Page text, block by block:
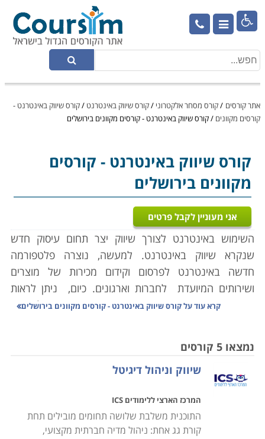

אתר קורסים /קורס מסחר אלקטרוני /קורס שיווק באינטרנט /קורס שיווק באינטרנט -
קורסים מקוונים /קורס שיווק באינטרנט - קורסים מקוונים בירושלים
קורס שיווק באינטרנט - קורסים
מקוונים בירושלים
אני מעוניין לקבל פרטים
השימוש באינטרנט לצורך שיווק יצר תחום עיסוק חדש
שנקרא שיווק באינטרנט. למעשה, נוצרה פלטפורמה
חדשה באינטרנט לפרסום וקידום מכירות של מוצרים
ושירותים המיועדת לחברות וארגונים. כיום, ניתן לראות
באופן וודאי כי השיווק באינטרנט אכן מאפשר לחברות
של המילה.
קורס שיווק באינטרנט מיועד לכל מי שאוהב שיווק וחושב
עצמו כ"חיית אינטרנט". מדובר בקורס ייעודי לשימוש
בפלטפורמת האינטרנט לצורך שיווק והוא עוסק קודם כל
קרא עוד עלקורס שיווק באינטרנט - קורסים מקוונים בירושלים
נמצאו 5 קורסים
שיווק וניהול דיגיטל
המרכז הארצי ללימודים ICS
התוכנית משלבת שלושה תחומים מובילים תחת
קורת גג אחת: ניהול מדיה חברתית מקצועי,